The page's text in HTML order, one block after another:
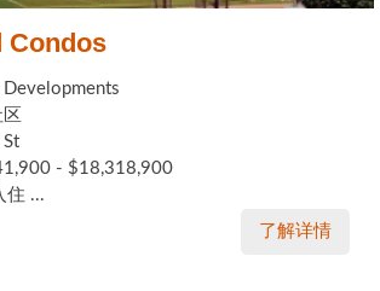
Condos
- $18,318,900
住 ...
了解详情